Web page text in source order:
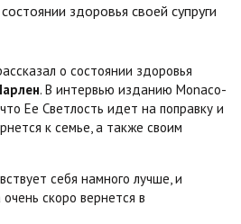
о состоянии здоровья
. В интервью изданию Monaco-
Ее Светлость идет на поправку и
к семье, а также своим
себя намного лучше, и
скоро вернется в